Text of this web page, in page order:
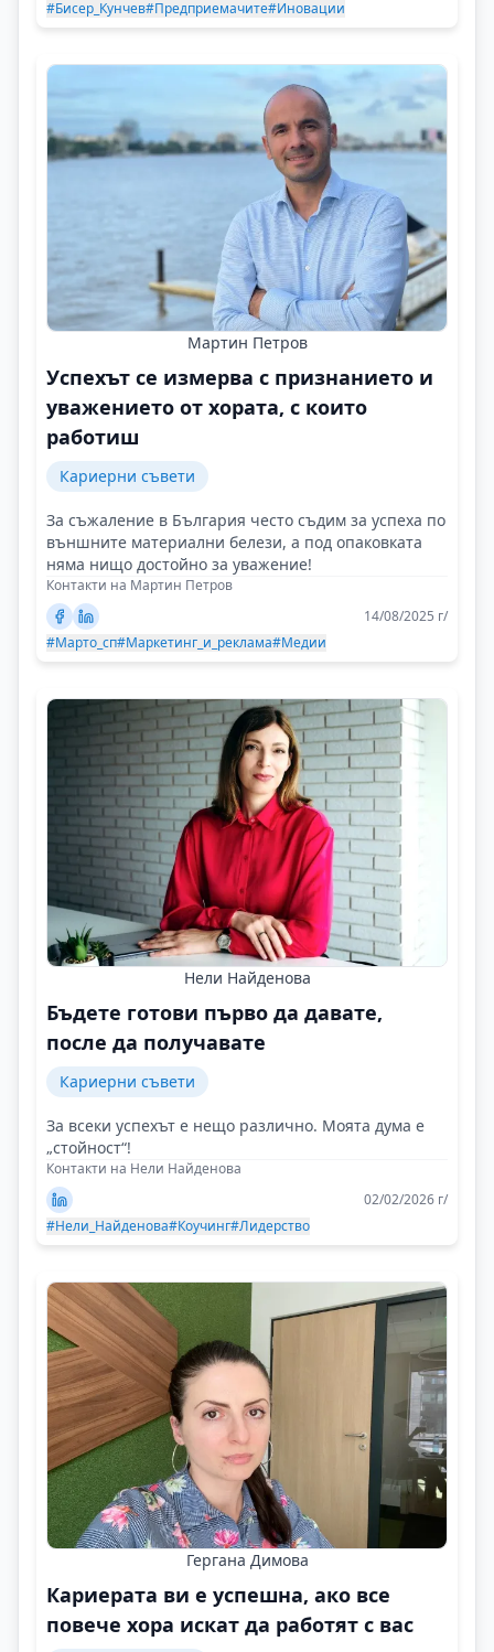
#Бисер_Кунчев#Предприемачите#Иновации
Мартин Петров
Успехът се измерва с признанието и
уважението от хората, с които
работиш
Кариерни съвети
За съжаление в България често съдим за успеха по
външните материални белези, а под опаковката
няма нищо достойно за уважение!
Контакти на Мартин Петров
14/08/2025 г/
#Марто_сп#Маркетинг_и_реклама#Медии
Нели Найденова
Бъдете готови първо да давате,
после да получавате
Кариерни съвети
За всеки успехът е нещо различно. Моята дума е
„стойност“!
Контакти на Нели Найденова
02/02/2026 г/
#Нели_Найденова#Коучинг#Лидерство
Гергана Димова
Кариерата ви е успешна, ако все
повече хора искат да работят с вас